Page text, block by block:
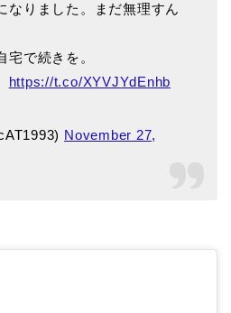
なりました。まだ無理すん
宅で続きを。
https://t.co/XYVJYdEnhb
November 27,